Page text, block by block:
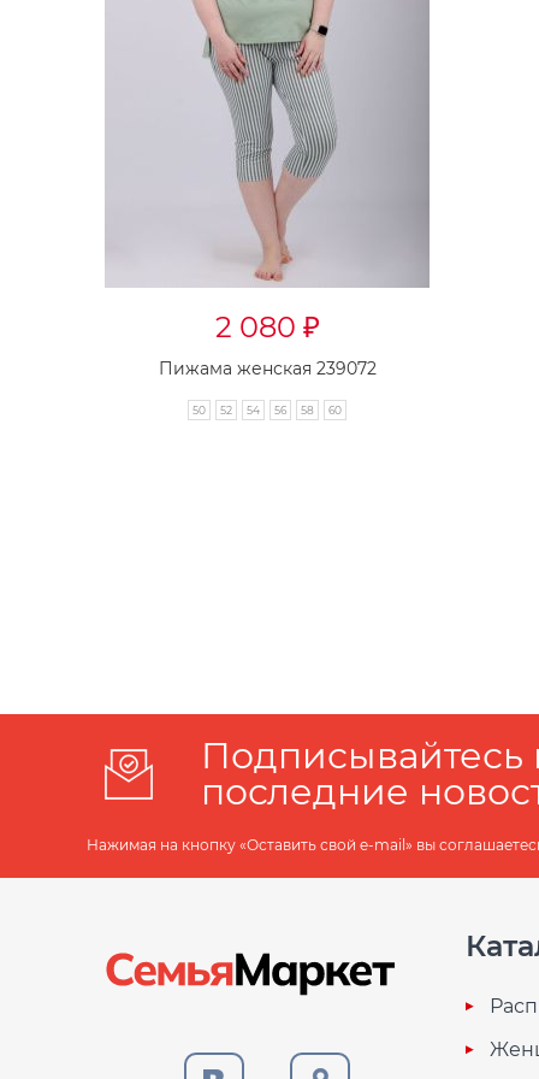
2 080 ₽
Пижама женская 239072
50 52 54 56 58 60
Подписывайтесь
последние
Нажимая на кнопку «Оставить свой e-mail» вы